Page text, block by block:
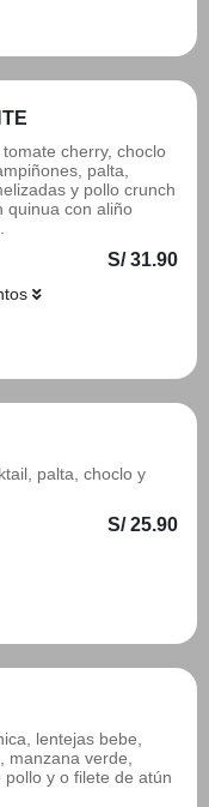
cherry, choclo
palta,
y pollo crunch
quinua con aliño
S/ 31.90
palta, choclo y
S/ 25.90
lentejas bebe,
manzana verde,
y o filete de atún